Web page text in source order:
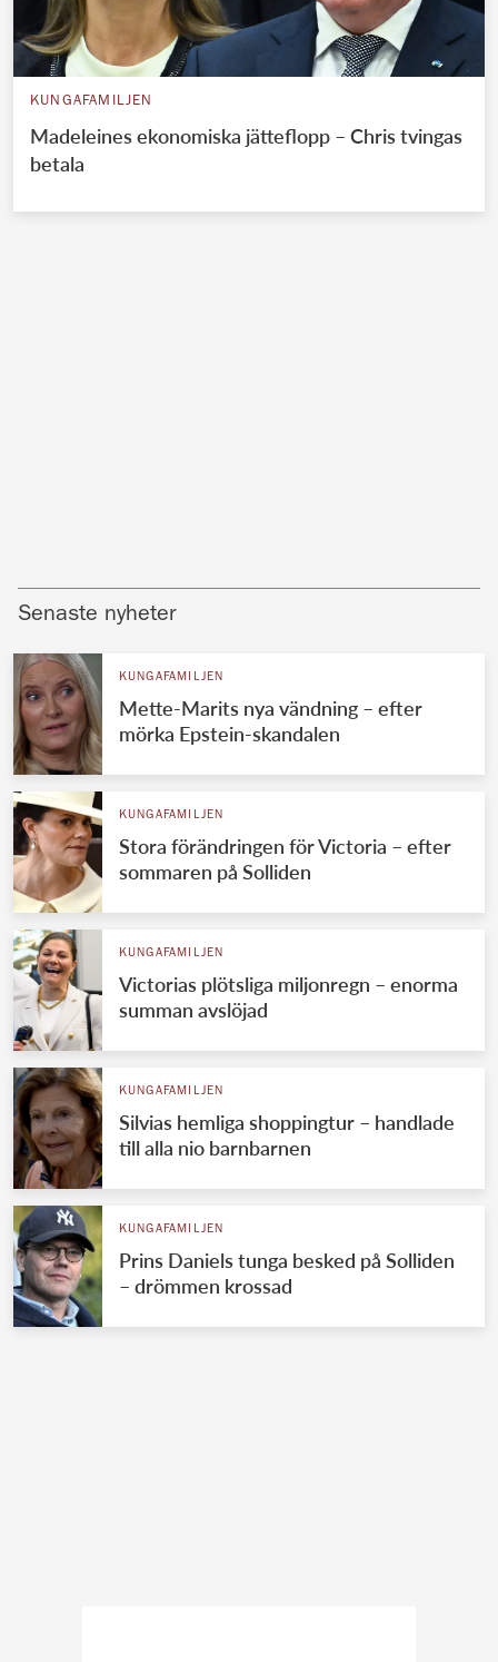
KUNGAFAMILJEN
Madeleines ekonomiska jätteflopp – Chris tvingas
betala
Senaste nyheter
KUNGAFAMILJEN
Mette-Marits nya vändning – efter
mörka Epstein-skandalen
KUNGAFAMILJEN
Stora förändringen för Victoria – efter
sommaren på Solliden
KUNGAFAMILJEN
Victorias plötsliga miljonregn – enorma
summan avslöjad
KUNGAFAMILJEN
Silvias hemliga shoppingtur – handlade
till alla nio barnbarnen
KUNGAFAMILJEN
Prins Daniels tunga besked på Solliden
– drömmen krossad